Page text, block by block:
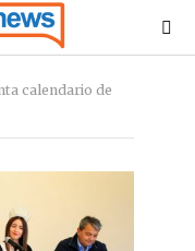
calendario de